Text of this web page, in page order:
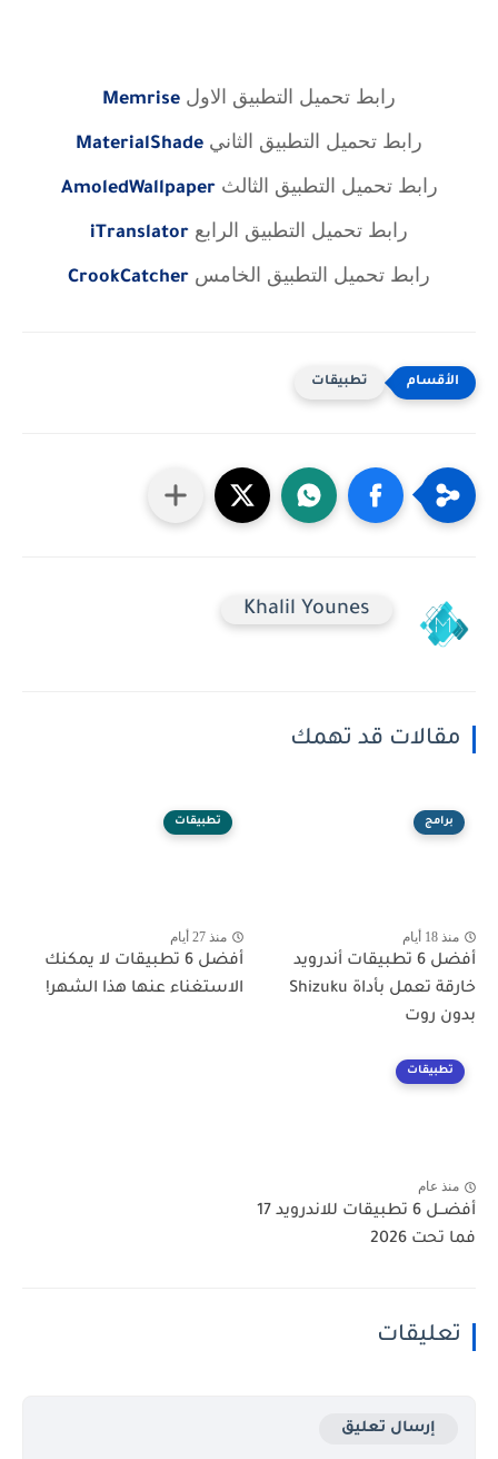
رابط تحميل التطبيق الاول Memrise
رابط تحميل التطبيق الثاني MaterialShade
رابط تحميل التطبيق الثالثAmoledWallpaper
رابط تحميل التطبيق الرابع iTranslator
رابط تحميل التطبيق الخامس CrookCatcher
تطبيقات
Khalil Younes
مقالات قد تهمك
برامج
منذ 18 أيام
أفضل 6 تطبيقات أندرويد
خارقة تعمل بأداة Shizuku
بدون روت
تطبيقات
منذ 27 أيام
أفضل 6 تطبيقات لا يمكنك
الاستغناء عنها هذا الشهر!
تطبيقات
منذ عام
أفضــل 6 تطبيقات للاندرويد 17
فما تحت 2026
تعليقات
إرسال تعليق